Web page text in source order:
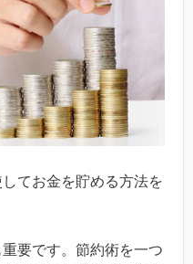
てお金を貯める方法を
要です。節約術を一つ